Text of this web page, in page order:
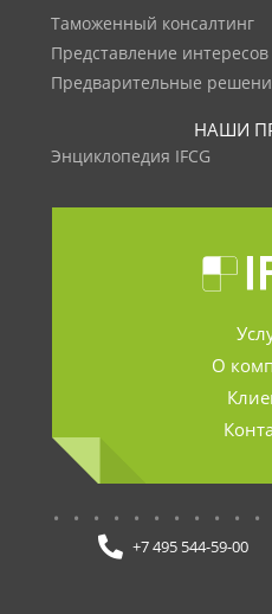
Таможенный консалтинг
Представление интересов
Предварительные
НАШИ
Энциклопедия IFCG
О
+7 495 544-59-00